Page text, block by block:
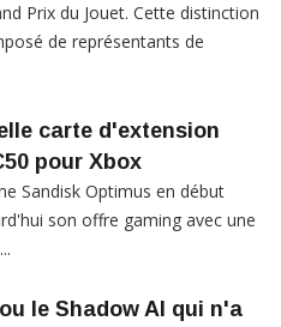
Prix du Jouet. Cette distinction
de représentants de
carte d'extension
pour Xbox
Sandisk Optimus en début
son offre gaming avec une
le Shadow AI qui n'a